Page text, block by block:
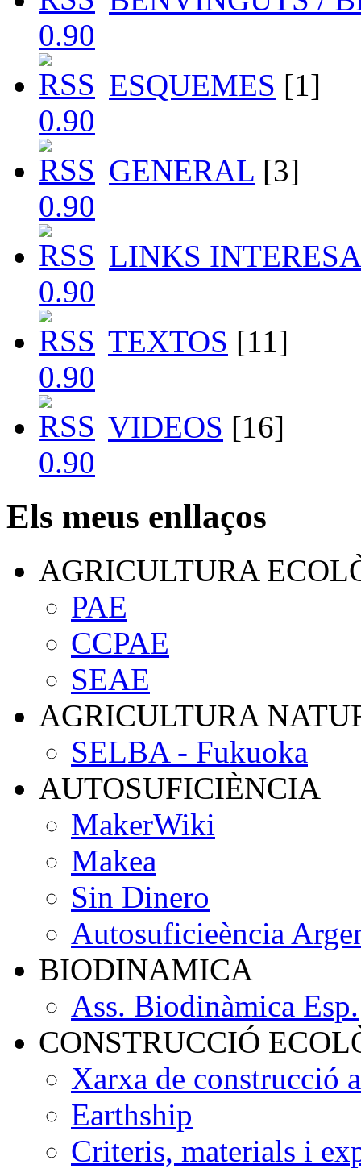
ESQUEMES [1]
GENERAL [3]
LINKS
TEXTOS [11]
VIDEOS [16]
Els meus enllaços
AGRICULTURA
PAE
CCPAE
SEAE
AGRICULTURA
SELBA - Fukuoka
AUTOSUFICIÈNCIA
MakerWiki
Makea
Sin Dinero
Autosuficieència
BIODINAMICA
Ass. Biodinàmica Esp.
CONSTRUCCIÓ
Xarxa de construcció
Earthship
Criteris, materials i